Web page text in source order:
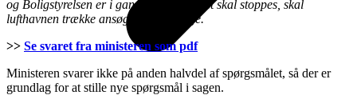
og Boligstyrelsen er i gang med. Hvis det skal stoppes, skal
lufthavnen trække ansøgningen tilbage.
>> Se svaret fra ministeren som pdf
Ministeren svarer ikke på anden halvdel af spørgsmålet, så der er
grundlag for at stille nye spørgsmål i sagen.